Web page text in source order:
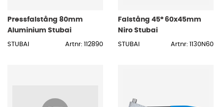
Pressfalstång 80mm
Aluminium Stubai
STUBAI Artnr: 112890
Falstång 45° 60x45mm
Niro Stubai
STUBAI Artnr: 1130N60